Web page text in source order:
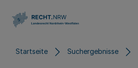
Startseite Suchergebnisse